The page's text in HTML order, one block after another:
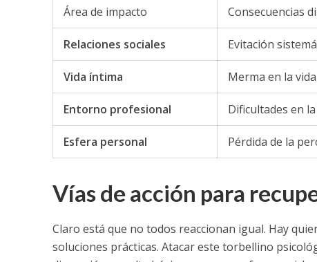
Área de impacto Consecuencias
Relaciones sociales Evitación
Vida íntima Merma en la
Entorno profesional Dificultades en
Esfera personal Pérdida de la
Vías de acción para
Claro está que no todos reaccionan igual. Hay
soluciones prácticas. Atacar este torbellino